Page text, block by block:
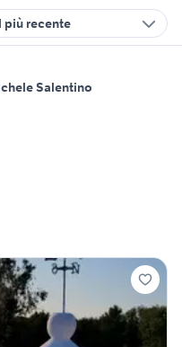
più recente
Salentino